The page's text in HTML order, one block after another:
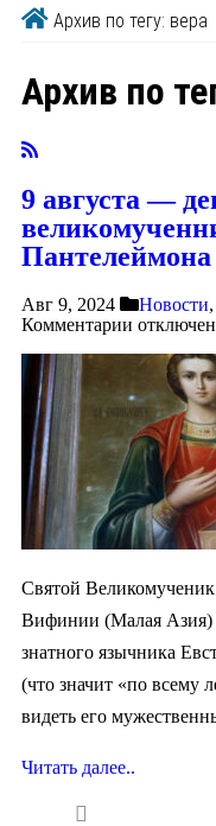
Архив по тегу: вера
Архив по
9 августа —
Пантелеймона
Авг 9, 2024 Новости,
Комментарии
Святой
Вифинии (Малая Азия)
знатного язычника
(что значит «по всему
видеть его
Читать далее..